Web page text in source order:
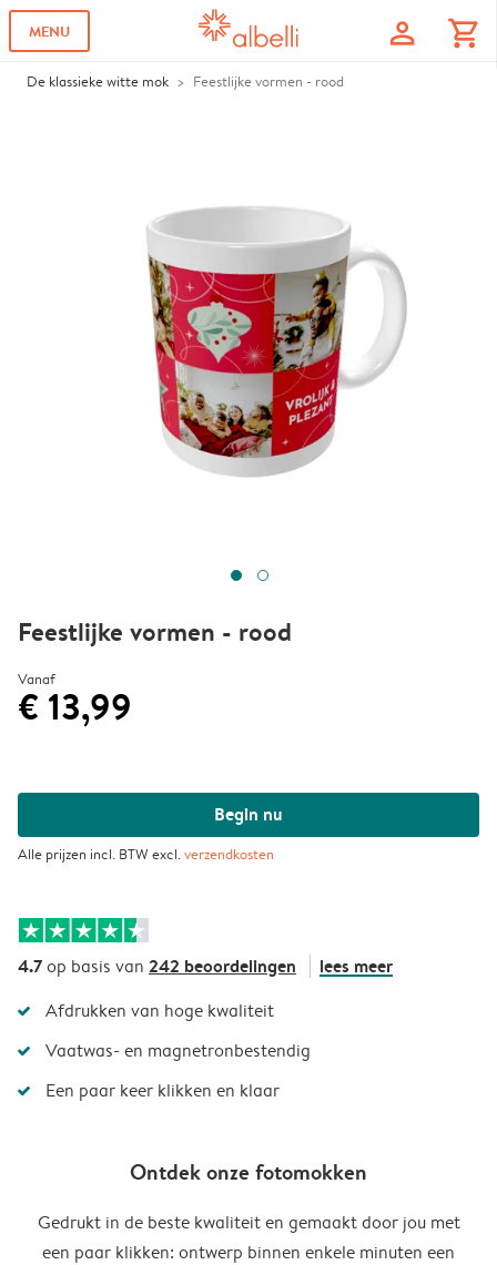
MENU profile shopping_cart
De klassieke witte mok Feestlijke vormen - rood
Feestlijke vormen - rood
Vanaf
€ 13,99
Begin nu
Alle prijzen incl. BTW excl.verzendkosten
4.7op basis van 242 beoordelingen lees meer
Afdrukken van hoge kwaliteit
Vaatwas- en magnetronbestendig
Een paar keer klikken en klaar
Ontdek onze fotomokken
Gedrukt in de beste kwaliteit en gemaakt door jou met
een paar klikken: ontwerp binnen enkele minuten een